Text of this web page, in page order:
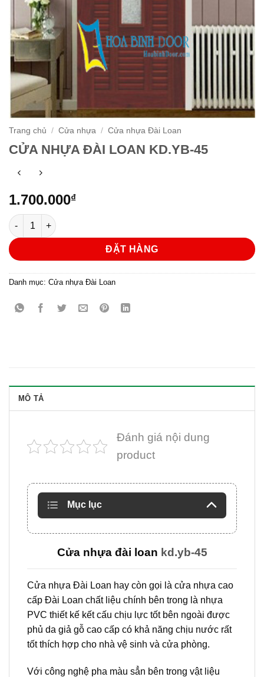
Trang chủ / Cửa nhựa / Cửa nhựa Đài Loan
CỬA NHỰA ĐÀI LOAN KD.YB-45
1.700.000₫
CỬA NHỰA ĐÀI LOAN KD.YB-45 số lượng
ĐẶT HÀNG
Danh mục: Cửa nhựa Đài Loan
MÔ TẢ
Đánh giá nội dung
product
Mục lục
Cửa nhựa đài loan kd.yb-45
Cửa nhựa Đài Loan hay còn gọi là cửa nhựa cao
cấp Đài Loan chất liệu chính bên trong là nhựa
PVC thiết kế kết cấu chịu lực tốt bên ngoài được
phủ da giả gỗ cao cấp có khả năng chịu nước rất
tốt thích hợp cho nhà vệ sinh và cửa phòng.
Với công nghệ pha màu sẳn bên trong vật liệu